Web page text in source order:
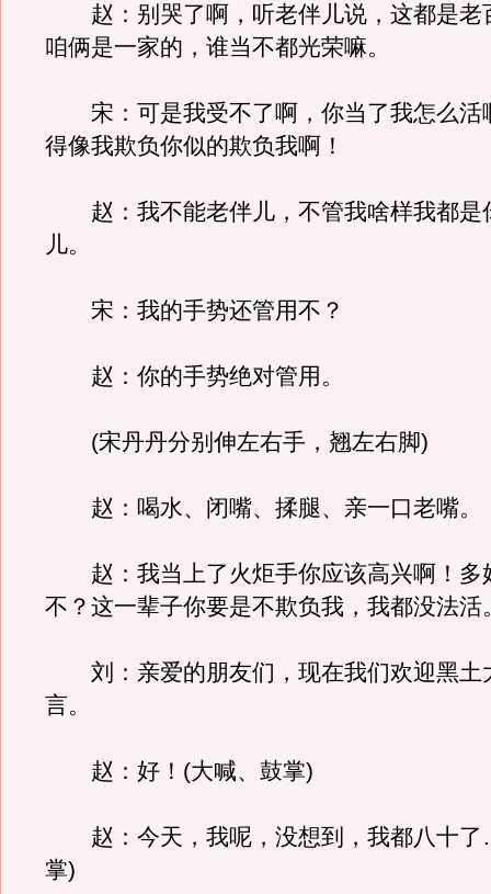
赵：别哭了啊，听老伴儿说，这都是老
咱俩是一家的，谁当不都光荣嘛。
宋：可是我受不了啊，你当了我怎么活
得像我欺负你似的欺负我啊！
赵：我不能老伴儿，不管我啥样我都是
儿。
宋：我的手势还管用不？
赵：你的手势绝对管用。
(宋丹丹分别伸左右手，翘左右脚)
赵：喝水、闭嘴、揉腿、亲一口老嘴。
赵：我当上了火炬手你应该高兴啊！多
不？这一辈子你要是不欺负我，我都没法活
刘：亲爱的朋友们，现在我们欢迎黑土
言。
赵：好！(大喊、鼓掌)
赵：今天，我呢，没想到，我都八十
掌)